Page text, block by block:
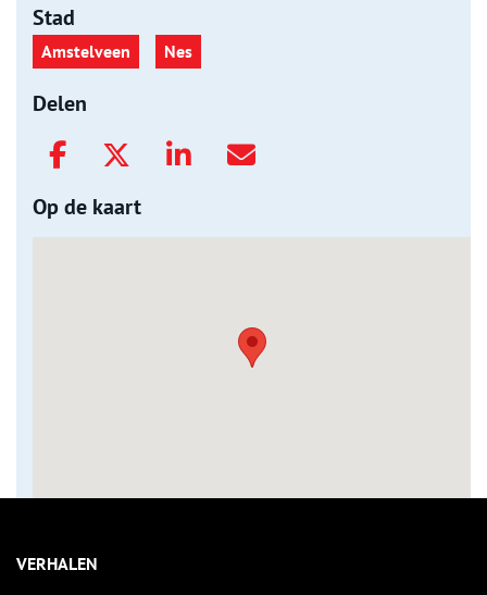
Stad
Amstelveen Nes
Delen
Op de kaart
VERHALEN